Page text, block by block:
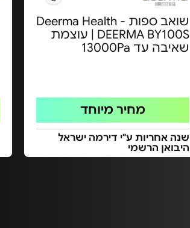
שואב ספות Deerma Health -
DEERMA BY100S | עוצמת
שאיבה עד 13000Pa
מחיר מיוחד
שנה אחריות ע"י דירמה ישראל
היבואן הרשמי